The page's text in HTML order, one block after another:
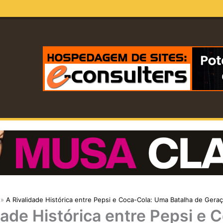
A Rivalidade Histórica entre Pepsi e Coca-Cola: Uma Batalha de
Histórica entre Pepsi e